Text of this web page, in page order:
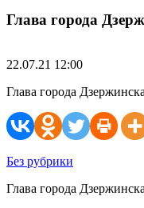
Глава города
22.07.21 12:00
Глава города
Без рубрики
Глава города